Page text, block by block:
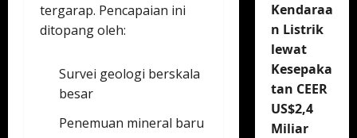
tergarap. Pencapaian ini
ditopang oleh:
Survei geologi berskala
besar
Penemuan mineral baru
Kendaraa
n Listrik
lewat
Kesepaka
tan CEER
US$2,4
Miliar